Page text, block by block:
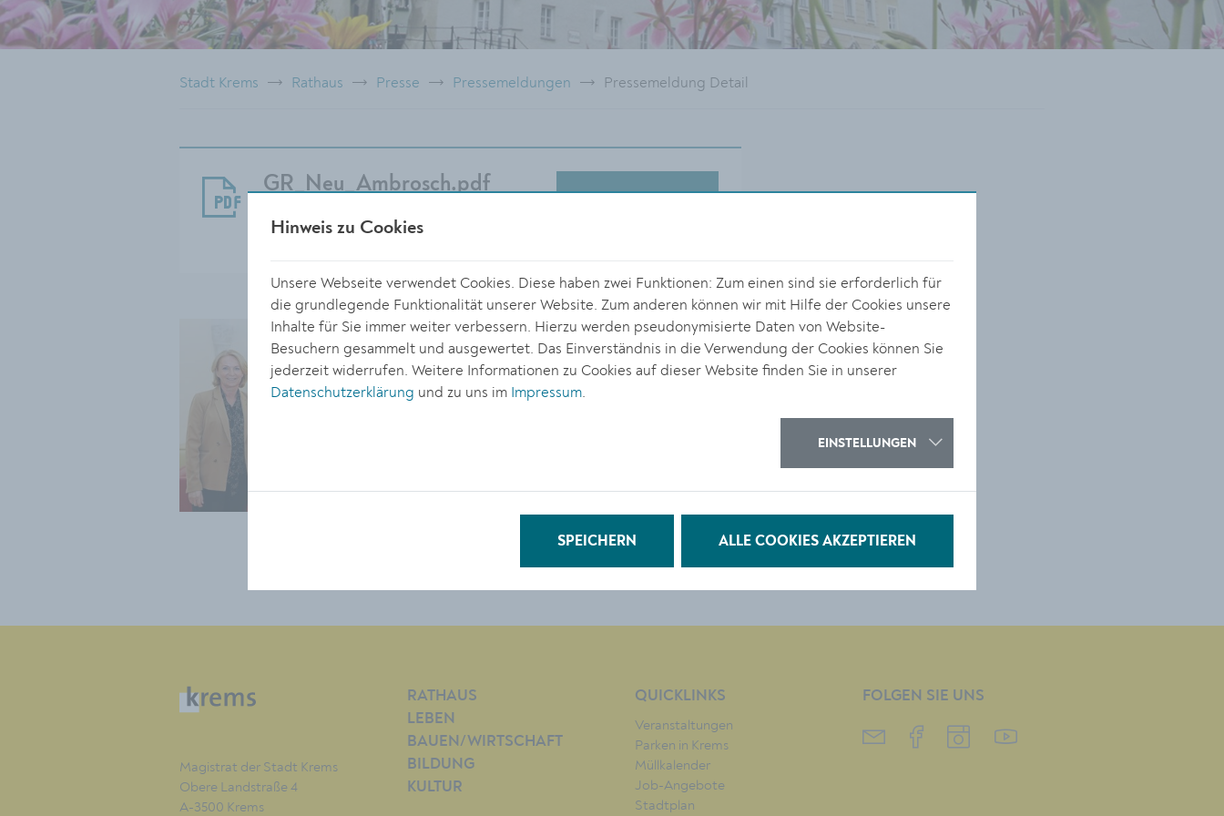
Stadt Krems Rathaus Presse Pressemeldungen Pressemeldung Detail
GR_Neu_Ambrosch.pdf
Größe:
166.28 KB
2000 x 1436 Px
1.75 MB
Magistrat der Stadt Krems
Obere Landstraße 4
A-3500 Krems
RATHAUS
LEBEN
BAUEN/WIRTSCHAFT
BILDUNG
KULTUR
QUICKLINKS
Veranstaltungen
Parken in Krems
Müllkalender
Job-Angebote
Stadtplan
FOLGEN SIE UNS
Hinweis zu Cookies
Unsere Webseite verwendet Cookies. Diese haben zwei Funktionen: Zum einen sind sie erforderlich für
die grundlegende Funktionalität unserer Website. Zum anderen können wir mit Hilfe der Cookies unsere
Inhalte für Sie immer weiter verbessern. Hierzu werden pseudonymisierte Daten von Website-
Besuchern gesammelt und ausgewertet. Das Einverständnis in die Verwendung der Cookies können Sie
jederzeit widerrufen. Weitere Informationen zu Cookies auf dieser Website finden Sie in unserer
Datenschutzerklärung und zu uns im Impressum.
EINSTELLUNGEN
SPEICHERN ALLE COOKIES AKZEPTIEREN